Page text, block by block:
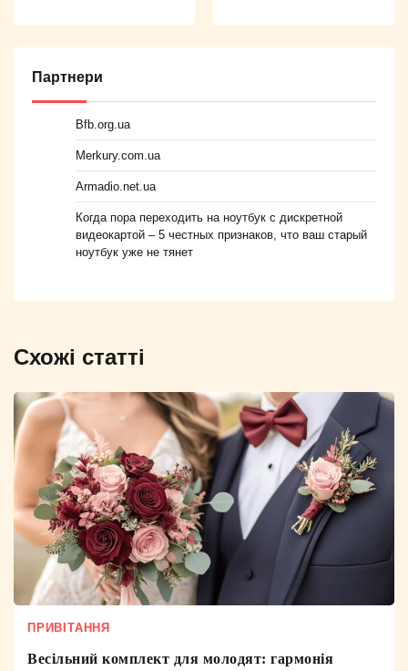
Партнери
Bfb.org.ua
Merkury.com.ua
Armadio.net.ua
Когда пора переходить на ноутбук с дискретной
видеокартой – 5 честных признаков, что ваш старый
ноутбук уже не тянет
Схожі статті
ПРИВІТАННЯ
Весільний комплект для молодят: гармонія